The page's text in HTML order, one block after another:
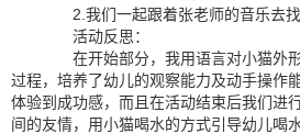
2.我们一起跟着张老师的音乐去找
活动反思：
在开始部分，我用语言对小猫外
过程，培养了幼儿的观察能力及动手操作
体验到成功感，而且在活动结束后我们进
间的友情，用小猫喝水的方式引导幼儿喝